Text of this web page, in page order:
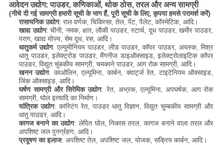
आवेदन उद्योग: पाउडर, कणिकाओं, थोक ठोस, तरल और अन्य सामग्री
(नीचे दी गई सामग्री हमारी सूची के भाग हैं, पूरी सूची के लिए, कृपया हमसे परामर्श करें)
रासायनिक उद्योग: राल वर्णक, चिकित्सा, तेल, पेंट, पैलेट, कॉस्मेटिक, आदि।
खाद्य उद्योग: चीनी, नमक, क्षार, लौकी पाउडर, स्टार्च, दूध पाउडर, खमीर पाउडर,
पराग, खाद्य योज्य, सेम दूध, रस, आदि।
धातुकर्म उद्योग: एल्यूमीनियम पाउडर, लीड पाउडर, कॉपर पाउडर, अयस्क, मिश्र
धातु पाउडर, इलेक्ट्रोड पाउडर, मैंगनीज डाइऑक्साइड, इलेक्ट्रोलाइटिक कॉपर
पाउडर, विद्युत चुंबकीय सामग्री, चमकाने पाउडर, आग रोक सामग्री, आदि।
खनन उद्योग: काओलिन, एल्यूमिना, कार्बन, क्वार्ट्ज रेत, टाइटेनियम ऑक्साइड,
जिंक ऑक्साइड, आदि।
घर्षण सामग्री और सिरेमिक उद्योग: रेत, अभ्रक, एल्यूमिना, अपघर्षक, आग रोक
सामग्री, घोल इत्यादि का निर्माण।
यांत्रिक उद्योग: कास्टिंग रेत, पाउडर धातु विज्ञान, विद्युत चुम्बकीय सामग्री और
धातु पाउडर, आदि।
कागज बनाने का उद्योग: लेपित घोल, निकास तरल, कागज बनाने वाला तरल और
अपशिष्ट जल पुनर्ग्रहण, आदि।
प्रदूषण का इलाज: अपशिष्ट तेल, अपशिष्ट जल, योजक, सक्रिय कार्बन, आदि।